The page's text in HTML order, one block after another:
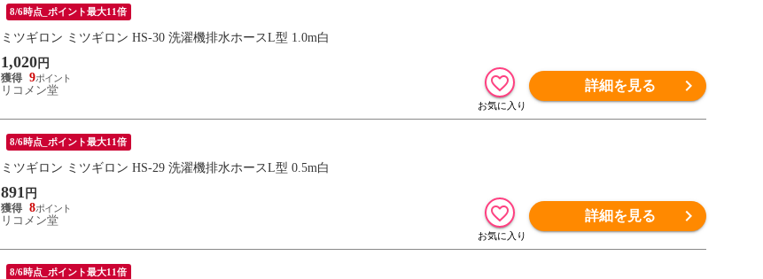
8/6時点_ポイント最大11倍
ミツギロン ミツギロン HS-30 洗濯機排水ホースL型 1.0m白
1,020 円
9
リコメン堂
詳細を見る
8/6時点_ポイント最大11倍
ミツギロン ミツギロン HS-29 洗濯機排水ホースL型 0.5m白
891 円
8
リコメン堂
詳細を見る
8/6時点_ポイント最大11倍